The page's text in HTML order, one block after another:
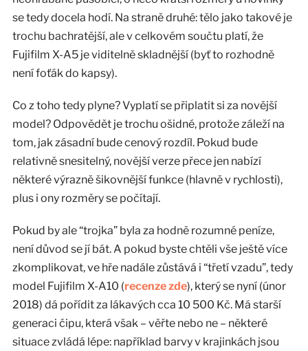
se tedy docela hodí. Na straně druhé: tělo jako takové je
trochu bachratější, ale v celkovém součtu platí, že
Fujifilm X-A5 je viditelně skladnější (byť to rozhodně
není foťák do kapsy).
Co z toho tedy plyne? Vyplatí se připlatit si za novější
model? Odpovědět je trochu ošidné, protože záleží na
tom, jak zásadní bude cenový rozdíl. Pokud bude
relativně snesitelný, novější verze přece jen nabízí
některé výrazně šikovnější funkce (hlavně v rychlosti),
plus i ony rozměry se počítají.
Pokud by ale “trojka” byla za hodně rozumné peníze,
není důvod se jí bát. A pokud byste chtěli vše ještě více
zkomplikovat, ve hře nadále zůstává i “třetí vzadu”, tedy
model Fujifilm X-A10 (recenze zde), který se nyní (únor
2018) dá pořídit za lákavých cca 10 500 Kč. Má starší
generaci čipu, která však – věřte nebo ne – některé
situace zvládá lépe: například barvy v krajinkách jsou